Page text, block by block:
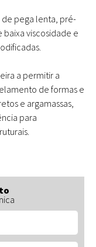
pega lenta, pré-
viscosidade e
a permitir a
de formas e
e argamassas,
para